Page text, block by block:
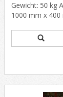
Gewicht: 50 kg
1000 mm x